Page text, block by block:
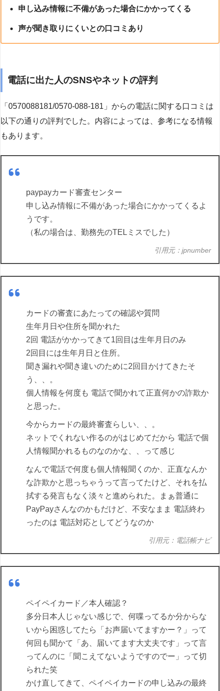
申し込み情報に不備があった場合にかかってくる
声が聞き取りにくいとの口コミあり
電話に出た人のSNSやネットの評判
「0570088181/0570-088-181」からの電話に関する口コミは
以下の通りの評判でした。内容によっては、参考になる情報
もあります。
paypayカード審査センター
申し込み情報に不備があった場合にかかってくるよ
うです。
（私の場合は、勤務先のTELミスでした）
引用元：jpnumber
カードの審査にあたっての確認や質問
生年月日や住所を聞かれた
2回 電話がかかってきて1回目は生年月日のみ
2回目には生年月日と住所。
聞き漏れや聞き違いのために2回目かけてきたそ
う、、。
個人情報を何度も 電話で聞かれて正直何かの詐欺か
と思った。
今からカードの最終審査らしい、、。
ネットでくれない作るのがはじめてだから 電話で個
人情報聞かれるものなのかな、、って感じ
なんで電話で何度も個人情報聞くのか、正直なんか
な詐欺かと思っちゃうって言ってたけど、それを払
拭する発言もなく淡々と進められた。まぁ普通に
PayPayさんなのかもだけど、不安なまま 電話終わ
ったのは 電話対応としてどうなのか
引用元：電話帳ナビ
ペイペイカード／本人確認？
多分日本人じゃない感じで、何喋ってるか分からな
いから困惑してたら「お声届いてますかー？」って
何回も聞かて「あ、届いてます大丈夫です」って言
ってんのに「聞こえてないようですのでー」って切
られた笑
かけ直してきて、ペイペイカードの申し込みの最終